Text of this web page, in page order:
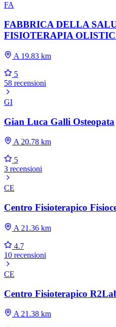
FA
FABBRICA DELLA
FISIOTERAPIA
A 19.83 km
5
58 recensioni
GI
Gian Luca Galli Osteopata
A 20.78 km
5
3 recensioni
CE
Centro Fisioterapico
A 21.36 km
4.7
10 recensioni
CE
Centro Fisioterapico
A 21.38 km